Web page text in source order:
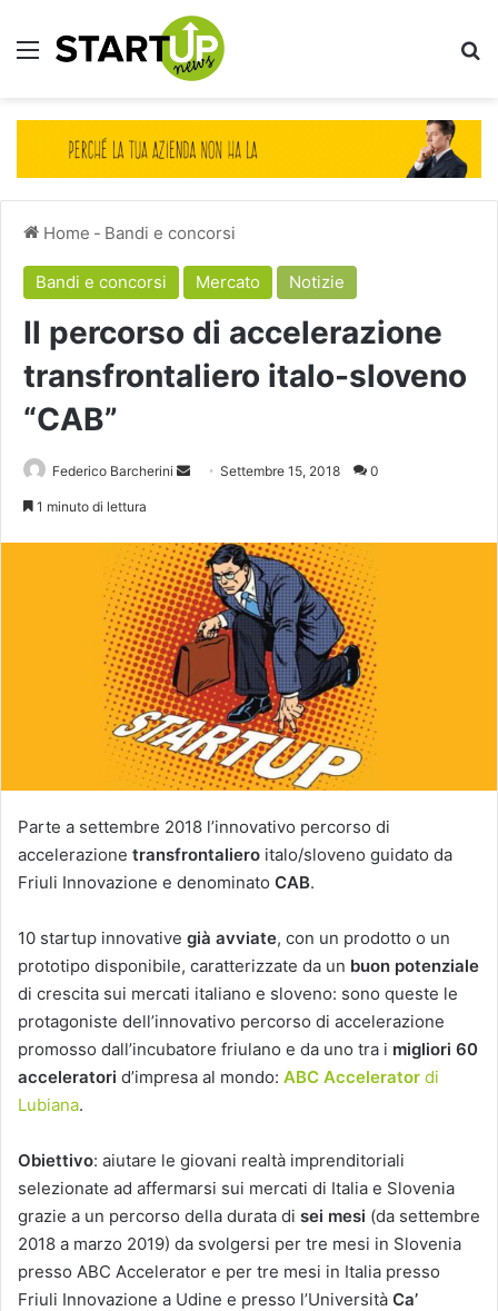
Menu
Home - Bandi e concorsi
Bandi e concorsi Mercato Notizie
Il percorso di accelerazione
transfrontaliero italo-sloveno
“CAB”
Federico Barcherini
Invia Settembre 15, 2018 0
1 minuto di lettura
Parte a settembre 2018 l’innovativo percorso di
accelerazione transfrontaliero italo/sloveno guidato da
Friuli Innovazione e denominato CAB.
10 startup innovative già avviate, con un prodotto o un
prototipo disponibile, caratterizzate da un buon potenziale
di crescita sui mercati italiano e sloveno: sono queste le
protagoniste dell’innovativo percorso di accelerazione
promosso dall’incubatore friulano e da uno tra i migliori 60
acceleratori d’impresa al mondo: ABC Accelerator di
Lubiana.
Obiettivo: aiutare le giovani realtà imprenditoriali
selezionate ad affermarsi sui mercati di Italia e Slovenia
grazie a un percorso della durata di sei mesi (da settembre
2018 a marzo 2019) da svolgersi per tre mesi in Slovenia
presso ABC Accelerator e per tre mesi in Italia presso
Friuli Innovazione a Udine e presso l’Università Ca’